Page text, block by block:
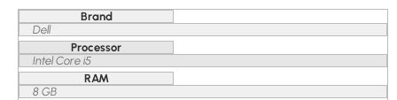
Brand
Dell
Processor
Intel Core i5
RAM
8 GB